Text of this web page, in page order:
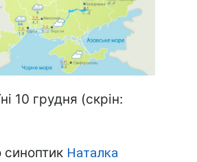
10 грудня (скрін:
Наталка